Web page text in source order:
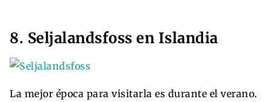
8. Seljalandsfoss en Islandia
La mejor época para visitarla es durante el verano.